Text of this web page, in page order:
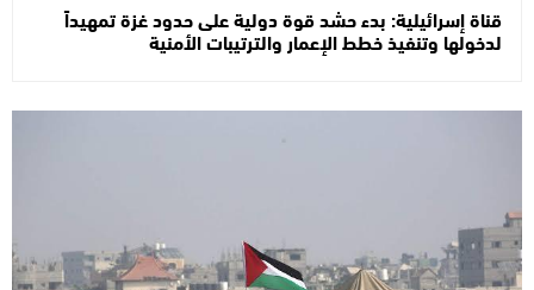
قناة إسرائيلية: بدء حشد قوة دولية على حدود غزة تمهيداً
لدخولها وتنفيذ خطط الإعمار والترتيبات الأمنية